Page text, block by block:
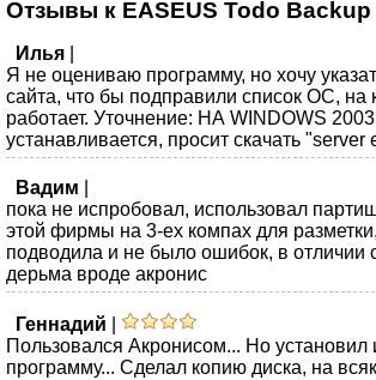
Отзывы к EASEUS Todo Backup
Илья
Я не оцениваю программу, но хочу
сайта, что бы подправили список ОС, на
работает. Уточнение: НА WINDOWS
устанавливается, просит скачать
Вадим
пока не испробовал, использовал
этой фирмы на 3-ех компах для
подводила и не было ошибок, в отличии
дерьма вроде акронис
Геннадий
Пользовался Акронисом... Но установил
программу... Сделал копию диска, на